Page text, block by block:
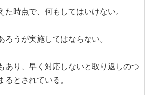
た時点で、何もしてはいけない。
ろうが実施してはならない。
あり、早く対応しないと取り返しのつ
るとされている。